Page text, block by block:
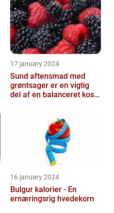
17 january 2024
Sund aftensmad med
grøntsager er en vigtig
del af en balanceret kost,
16 january 2024
Bulgur kalorier - En
ernæringsrig hvedekorn